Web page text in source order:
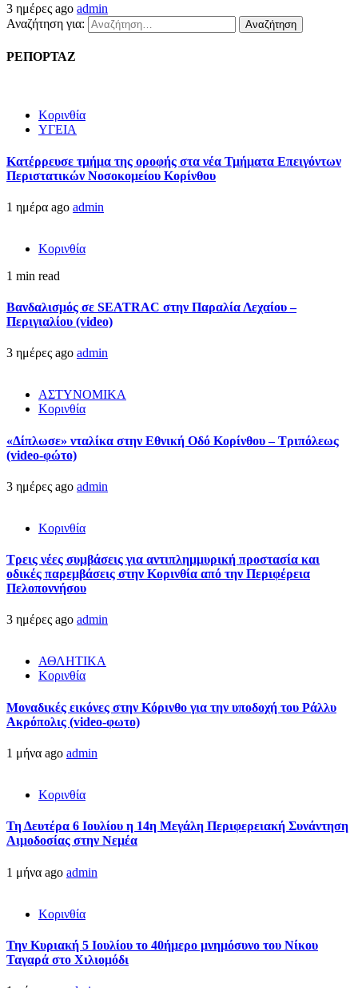
3 ημέρες ago admin
Αναζήτηση για:
ΡΕΠΟΡΤΑΖ
Κορινθία
ΥΓΕΙΑ
Kατέρρευσε τμήμα της οροφής στα νέα Τμήματα Επειγόντων
Περιστατικών Νοσοκομείου Κορίνθου
1 ημέρα ago admin
Κορινθία
1 min read
Βανδαλισμός σε SEATRAC στην Παραλία Λεχαίου –
Περιγιαλίου (video)
3 ημέρες ago admin
ΑΣΤΥΝΟΜΙΚΑ
Κορινθία
«Δίπλωσε» νταλίκα στην Εθνική Oδό Κορίνθου – Τριπόλεως
(video-φώτο)
3 ημέρες ago admin
Κορινθία
Τρεις νέες συμβάσεις για αντιπλημμυρική προστασία και
οδικές παρεμβάσεις στην Κορινθία από την Περιφέρεια
Πελοποννήσου
3 ημέρες ago admin
ΑΘΛΗΤΙΚΑ
Κορινθία
Μοναδικές εικόνες στην Κόρινθο για την υποδοχή του Ράλλυ
Ακρόπολις (video-φωτο)
1 μήνα ago admin
Κορινθία
Τη Δευτέρα 6 Ιουλίου η 14η Μεγάλη Περιφερειακή Συνάντηση
Αιμοδοσίας στην Νεμέα
1 μήνα ago admin
Κορινθία
Την Κυριακή 5 Ιουλίου το 40ήμερο μνημόσυνο του Νίκου
Ταγαρά στο Χιλιομόδι